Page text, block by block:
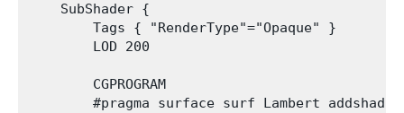
    SubShader {
        Tags { "RenderType"="Opaque" }
        LOD 200
        CGPROGRAM
        #pragma surface surf Lambert addshadow